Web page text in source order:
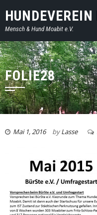
Mensch & Hund Moabit e.V.
FOLIE28
Mai 1, 2016 byLasse